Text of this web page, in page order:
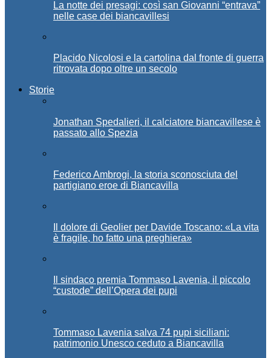
La notte dei presagi: così san Giovanni “entrava”
nelle case dei biancavillesi
Placido Nicolosi e la cartolina dal fronte di guerra
ritrovata dopo oltre un secolo
Storie
Jonathan Spedalieri, il calciatore biancavillese è
passato allo Spezia
Federico Ambrogi, la storia sconosciuta del
partigiano eroe di Biancavilla
Il dolore di Geolier per Davide Toscano: «La vita
è fragile, ho fatto una preghiera»
Il sindaco premia Tommaso Lavenia, il piccolo
“custode” dell’Opera dei pupi
Tommaso Lavenia salva 74 pupi siciliani:
patrimonio Unesco ceduto a Biancavilla